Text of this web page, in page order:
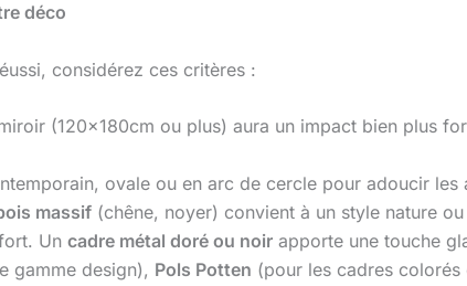
déco
considérez ces critères :
(120x180cm ou plus) aura un impact bien plus
ovale ou en arc de cercle pour adoucir les
massif (chêne, noyer) convient à un style nature
Un cadre métal doré ou noir apporte une touche
gamme design), Pols Potten (pour les cadres colorés